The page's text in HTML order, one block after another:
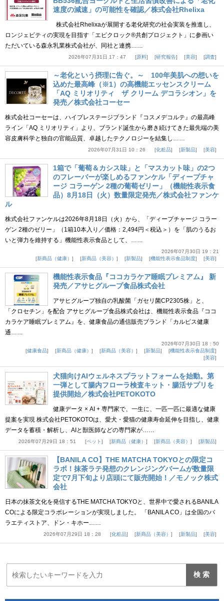
速度の減速」の可能性を確認／株式会社Rhelixa
株式会社Rhelixaが展開する老化研究の社会実装を推進し、
ロンジェビティの実現を目指す「エピクロック®共創プロジェクト」に参画い
ただいている森永乳業株式会社が、同社と連携……
2026年07月31日 17：47 原料 研究報告 美容 調査
～老化という摂理に告ぐ。～ 100年美肌への想いを
込めた最高峰（※1）の高機能エッセンスクリーム
「AQ ミリオリティ ザ クリーム デコラシオン」を
発売／株式会社コーセー
株式会社コーセーは、ハイプレステージブランド『コスメデコルテ』の最高峰
ライン「AQ ミリオリティ」より、ブランド誕生から磨き続けてきた最先端の美
容皮膚科学と独自の官能品質、卓越したテクノロジーを結集し……
2026年07月31日 10：26 化粧品 新製品 美容
1箱で「葡萄＆カシス味」と「マスカット味」の2つ
のフレーバーが楽しめるファンケル「ディープチャ
ージ コラーゲン 2種の葡萄ゼリー」（機能性表示食
品）8月18日（火）数量限定発売／株式会社ファンケ
ル
株式会社ファンケルは2026年8月18日（火）から、「ディープチャージ コラー
ゲン 2種のゼリー」（1箱10本入り／価格：2,494円＜税込＞）を「肌のうるお
いと弾力を維持する」機能性表示食品として、……
2026年07月30日 19：21
新商品（健康）
新商品（美容） 新製品 機能性表示食品制度 美容
機能性表示食品『ココカラケア睡眠プレミアム』 新
発売／アサヒグループ食品株式会社
アサヒグループ独自の乳酸菌「ガセリ菌CP2305株」と、
「クロセチン」を配合 アサヒグループ食品株式会社は、機能性表示食品『ココ
カラケア睡眠プレミアム』を、健康食品の通信販売ブランド「カルピス健康
通……
2026年07月30日 18：50
健康食品
新商品（健康） 新商品（美容） 新製品
機能性表示食品制度
美容
犬猫向けAIウェルネスプラットフォームを始動。第
一弾として腸内フローラ検査キット・腸活サプリを
提供開始／株式会社PETOKOTO
健康データ × AI + 専門家で、一生に、一匹一匹に最適な健康
提案を実現 株式会社PETOKOTOは、愛犬・愛猫の健康寿命延伸を目指し、健康
データを蓄積・解析し、AIと獣医師などの専門家が……
2026年07月29日 18：51 ペット 新商品（健康） 新商品（美容） 新製品
【BANILA CO】THE MATCHA TOKYOとの限定コ
ラボ！抹茶ラテ発想のクレンジングバームが数量限
定で7月下旬より店頭にて販売開始！／モノック株式
会社
日本の抹茶文化を発信するTHE MATCHA TOKYOと、世界中で愛されるBANILA
COによる限定コラボレーションが実現しました。 「BANILA CO」は全国のバ
ラエティストア、ドン・キホー……
2026年07月29日 18：28 化粧品 新商品（美容） 新製品 美容